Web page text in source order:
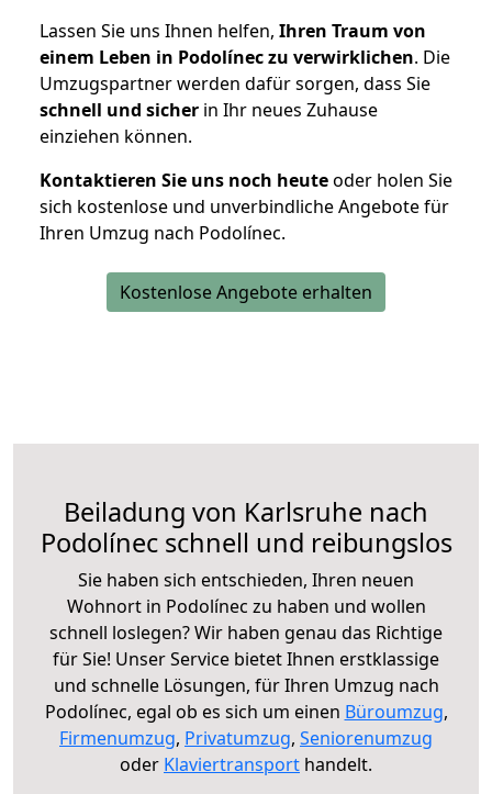
Lassen Sie uns Ihnen helfen, Ihren Traum von
einem Leben in Podolínec zu verwirklichen. Die
Umzugspartner werden dafür sorgen, dass Sie
schnell und sicher in Ihr neues Zuhause
einziehen können.
Kontaktieren Sie uns noch heuteoder holen Sie
sich kostenlose und unverbindliche Angebote für
Ihren Umzug nach Podolínec.
Kostenlose Angebote erhalten
Beiladung von Karlsruhe nach
Podolínec schnell und reibungslos
Sie haben sich entschieden, Ihren neuen
Wohnort in Podolínec zu haben und wollen
schnell loslegen? Wir haben genau das Richtige
für Sie! Unser Service bietet Ihnen erstklassige
und schnelle Lösungen, für Ihren Umzug nach
Podolínec, egal ob es sich um einen Büroumzug,
Firmenumzug, Privatumzug, Seniorenumzug
oder Klaviertransport handelt.